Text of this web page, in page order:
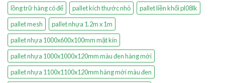
lồng trữ hàng có đế
pallet kích thước nhỏ
pallet liền khối pl08lk
pallet mesh
pallet nhựa 1.2m x 1m
pallet nhựa 1000x600x100mm mặt kín
pallet nhựa 1000x1000x120mm màu đen hàng mới
pallet nhựa 1100x1100x120mm hàng mới màu đen